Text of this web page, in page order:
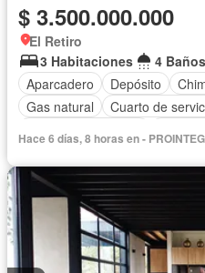
$ 3.500.000.000
El Retiro
3 Habitaciones
4 Baños
Aparcadero
Depósito
Gas natural
Cuarto de
Hace 6 días, 8 horas en -